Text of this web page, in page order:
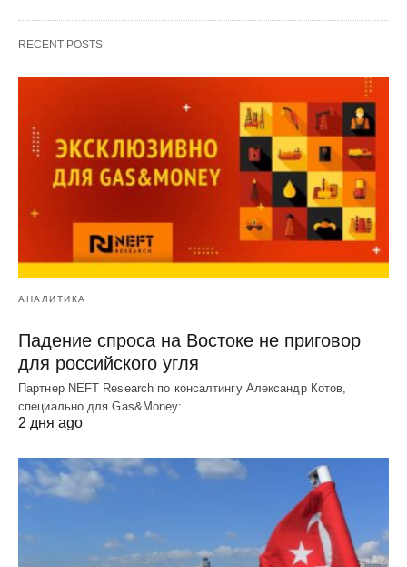
RECENT POSTS
АНАЛИТИКА
Падение спроса на Востоке не приговор
для российского угля
Партнер NEFT Research по консалтингу Александр Котов,
специально для Gas&Money:
2 дня ago